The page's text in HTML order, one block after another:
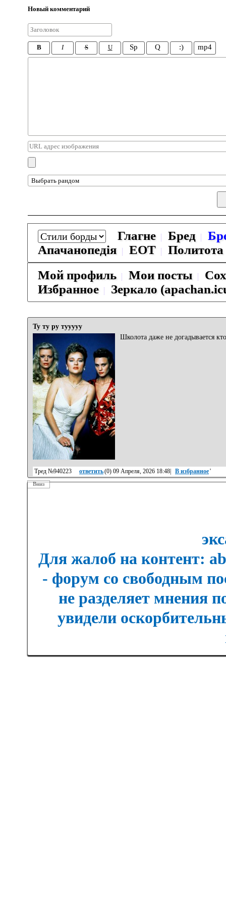
Новый комментарий
B I S U Sp Q :) mp4
Глагне Бред
Апачанопедiя
ЕОТ
Политота
Мой профиль
Мои посты
Избранное
Зеркало
Ту ту ру тууууу
Школота даже не догадывается
Тред №940223 ответить(0) 09 Апреля, 2026 18:48| В избранное'
Вниз
Для жалоб на контент:
- форум со свободным
не разделяет мнения
увидели